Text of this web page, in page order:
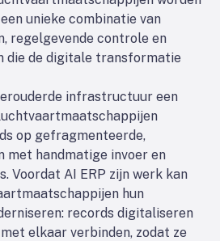
unieke combinatie van
regelgevende controle en
die de digitale transformatie
infrastructuur een
op gefragmenteerde,
met handmatige invoer en
Voordat AI ERP zijn werk kan
hun
records digitaliseren
elkaar verbinden, zodat ze